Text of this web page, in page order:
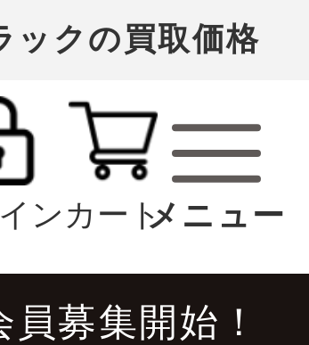
ックの買取価格
ン カート
募集開始！